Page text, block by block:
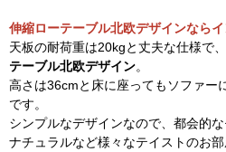
伸縮ローテーブル北欧デザインなら
天板の耐荷重は20kgと丈夫な仕様で
テーブル北欧デザイン。
高さは36cmと床に座ってもソファー
です。
シンプルなデザインなので、都会的
ナチュラルなど様々なテイストのお